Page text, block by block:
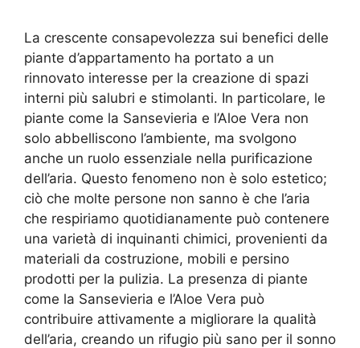
La crescente consapevolezza sui benefici delle
piante d’appartamento ha portato a un
rinnovato interesse per la creazione di spazi
interni più salubri e stimolanti. In particolare, le
piante come la Sansevieria e l’Aloe Vera non
solo abbelliscono l’ambiente, ma svolgono
anche un ruolo essenziale nella purificazione
dell’aria. Questo fenomeno non è solo estetico;
ciò che molte persone non sanno è che l’aria
che respiriamo quotidianamente può contenere
una varietà di inquinanti chimici, provenienti da
materiali da costruzione, mobili e persino
prodotti per la pulizia. La presenza di piante
come la Sansevieria e l’Aloe Vera può
contribuire attivamente a migliorare la qualità
dell’aria, creando un rifugio più sano per il sonno